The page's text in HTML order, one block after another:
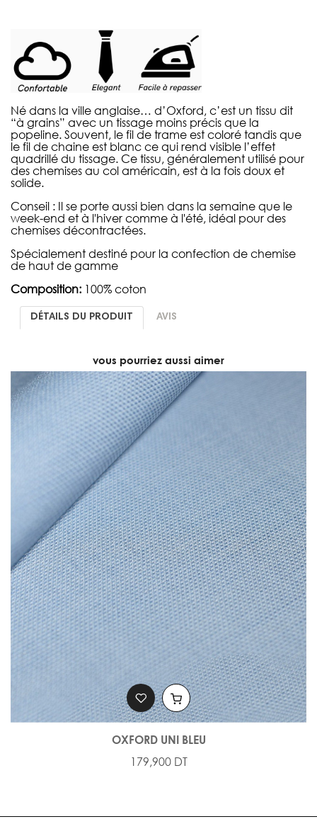
Né dans la ville anglaise… d’Oxford, c’est un tissu dit
“à grains” avec un tissage moins précis que la
popeline. Souvent, le fil de trame est coloré tandis que
le fil de chaine est blanc ce qui rend visible l’effet
quadrillé du tissage. Ce tissu, généralement utilisé pour
des chemises au col américain, est à la fois doux et
solide.
Conseil : Il se porte aussi bien dans la semaine que le
week-end et à l'hiver comme à l'été, idéal pour des
chemises décontractées.
Spécialement destiné pour la confection de chemise
de haut de gamme
Composition: 100% coton
DÉTAILS DU PRODUIT AVIS
vous pourriez aussi aimer
OXFORD UNI BLEU
179,900 DT